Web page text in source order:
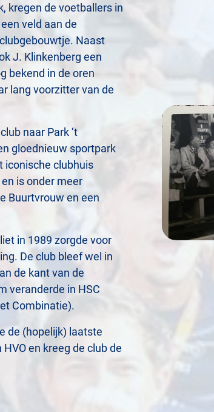
kregen de voetballers in
veld aan de
Naast
J. Klinkenberg een
bekend in de oren
lang voorzitter van de
naar Park ‘t
gloednieuw sportpark
iconische clubhuis
is onder meer
Buurtvrouw en een
in 1989 zorgde voor
De club bleef wel in
de kant van de
veranderde in HSC
Combinatie).
de (hopelijk) laatste
en kreeg de club de